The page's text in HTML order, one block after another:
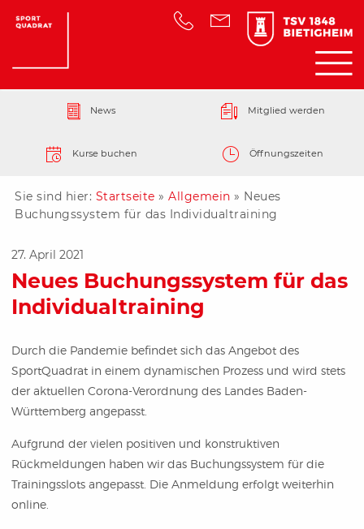
News Mitglied werden
Kurse buchen Öffnungszeiten
Sie sind hier: Startseite » Allgemein » Neues
Buchungssystem für das Individualtraining
27. April 2021
Neues Buchungssystem für das
Individualtraining
Durch die Pandemie befindet sich das Angebot des
SportQuadrat in einem dynamischen Prozess und wird stets
der aktuellen Corona-Verordnung des Landes Baden-
Württemberg angepasst.
Aufgrund der vielen positiven und konstruktiven
Rückmeldungen haben wir das Buchungssystem für die
Trainingsslots angepasst. Die Anmeldung erfolgt weiterhin
online.